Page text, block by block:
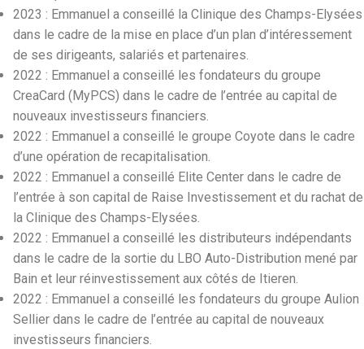
2023 : Emmanuel a conseillé la Clinique des Champs-Elysées
dans le cadre de la mise en place d’un plan d’intéressement
de ses dirigeants, salariés et partenaires.
2022 : Emmanuel a conseillé les fondateurs du groupe
CreaCard (MyPCS) dans le cadre de l’entrée au capital de
nouveaux investisseurs financiers.
2022 : Emmanuel a conseillé le groupe Coyote dans le cadre
d’une opération de recapitalisation.
2022 : Emmanuel a conseillé Elite Center dans le cadre de
l’entrée à son capital de Raise Investissement et du rachat de
la Clinique des Champs-Elysées.
2022 : Emmanuel a conseillé les distributeurs indépendants
dans le cadre de la sortie du LBO Auto-Distribution mené par
Bain et leur réinvestissement aux côtés de Itieren.
2022 : Emmanuel a conseillé les fondateurs du groupe Aulion
Sellier dans le cadre de l’entrée au capital de nouveaux
investisseurs financiers.